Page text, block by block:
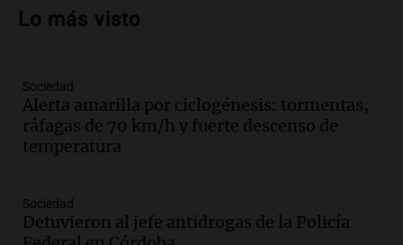
siete años de cierre por falta de nieve
Audio.Madres en Rosario piden por la
ley Joaquín.
Viva la Radio Rosario
Audio.
de hacienda: “Las tecnologías no
Lo más visto
Sociedad
Alerta amarilla por ciclogénesis: tormentas,
ráfagas de 70 km/h y fuerte descenso de
temperatura
Sociedad
Detuvieron al jefe antidrogas de la Policía